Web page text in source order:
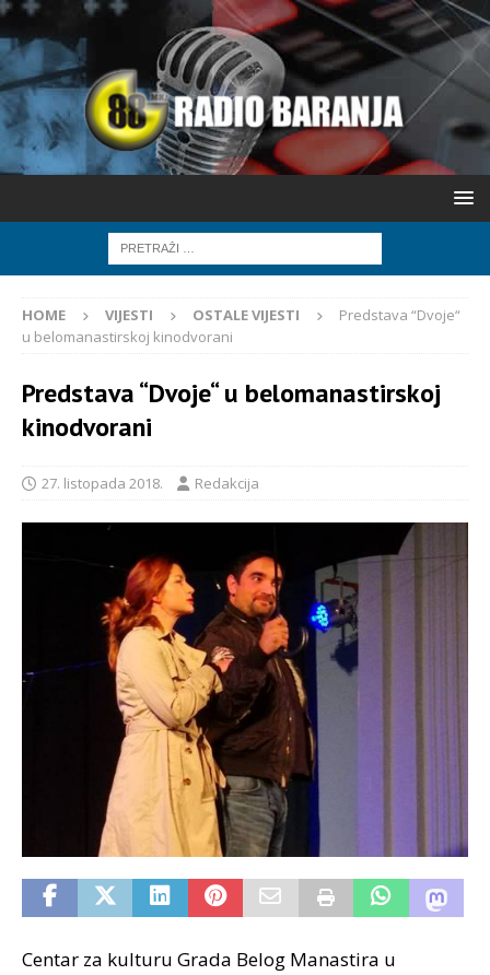
HOME VIJESTI OSTALE VIJESTI
Predstava “Dvoje“
u belomanastirskoj kinodvorani
Predstava “Dvoje“ u belomanastirskoj
kinodvorani
27. listopada 2018. Redakcija
Centar za kulturu Grada Belog Manastira u